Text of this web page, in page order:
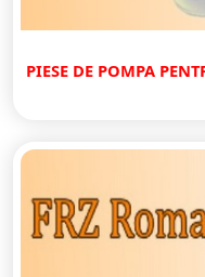
PIESE DE POMPA